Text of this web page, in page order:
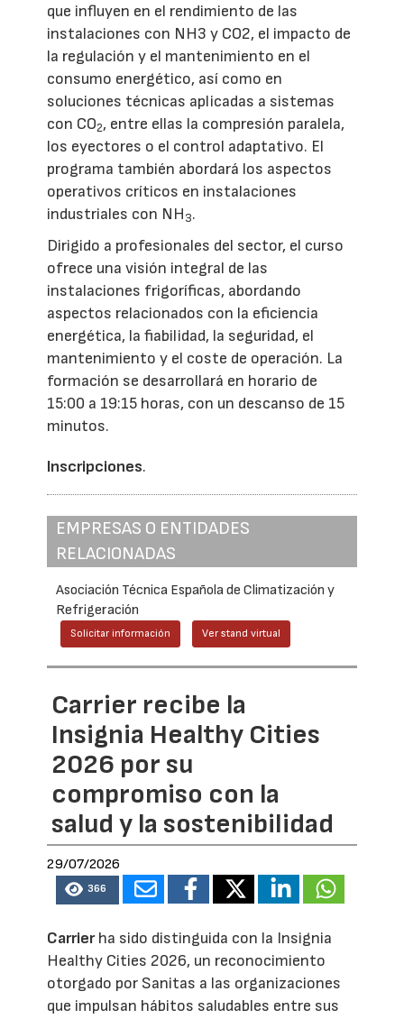
que influyen en el rendimiento de las
instalaciones con NH3 y CO2, el impacto de
la regulación y el mantenimiento en el
consumo energético, así como en
soluciones técnicas aplicadas a sistemas
con CO2, entre ellas la compresión paralela,
los eyectores o el control adaptativo. El
programa también abordará los aspectos
operativos críticos en instalaciones
industriales con NH3.
Dirigido a profesionales del sector, el curso
ofrece una visión integral de las
instalaciones frigoríficas, abordando
aspectos relacionados con la eficiencia
energética, la fiabilidad, la seguridad, el
mantenimiento y el coste de operación. La
formación se desarrollará en horario de
15:00 a 19:15 horas, con un descanso de 15
minutos.
Inscripciones.
EMPRESAS O ENTIDADES
RELACIONADAS
Asociación Técnica Española de Climatización y
Refrigeración
Solicitar información Ver stand virtual
Carrier recibe la
Insignia Healthy Cities
2026 por su
compromiso con la
salud y la sostenibilidad
29/07/2026
366
Carrierha sido distinguida con la Insignia
Healthy Cities 2026, un reconocimiento
otorgado por Sanitas a las organizaciones
que impulsan hábitos saludables entre sus